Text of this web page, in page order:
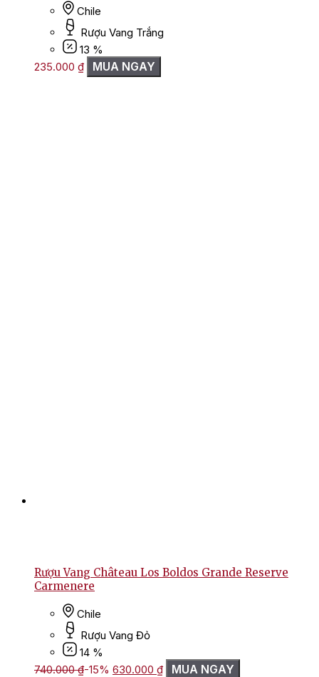
Chile
Rượu Vang Trắng
13 %
235.000 ₫ MUA NGAY
Rượu Vang Château Los Boldos Grande Reserve
Carmenere
Chile
Rượu Vang Đỏ
14 %
740.000₫-15% Giá
630.000 ₫GiáMUA NGAY